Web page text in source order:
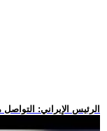
.. الرئيس الإيراني: